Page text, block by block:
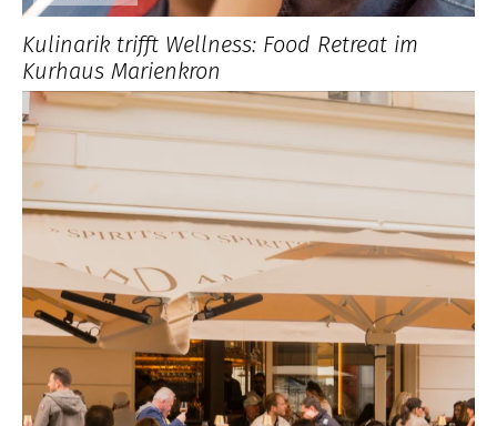
Kulinarik trifft Wellness: Food Retreat im
Kurhaus Marienkron